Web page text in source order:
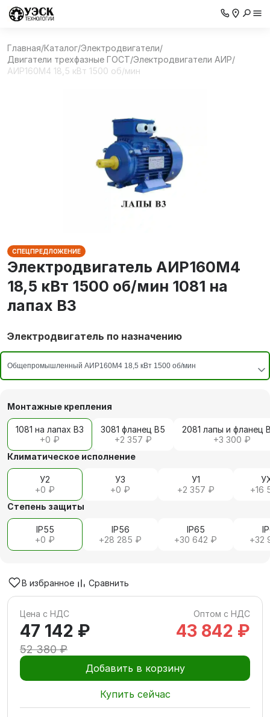
Главная/Каталог/Электродвигатели/
Двигатели трехфазные ГОСТ/Электродвигатели АИР/
АИР160М4 18,5 кВт 1500 об/мин
СПЕЦПРЕДЛОЖЕНИЕ
Электродвигатель АИР160М4
18,5 кВт 1500 об/мин 1081 на
лапах В3
Электродвигатель по назначению
Монтажные крепления
1081 на лапах В3
+0 ₽
3081 фланец В5
+2 357 ₽
2081 лапы и фланец
+3 300 ₽
Климатическое исполнение
У2
+0 ₽
У3
+0 ₽
У1
+2 357 ₽
+16
Степень защиты
IP55
+0 ₽
IP56
+28 285 ₽
IP65
+30 642 ₽
+32
В избранное Сравнить
Цена с НДС Оптом с НДС
47 142 ₽
52 380 ₽
43 842 ₽
Добавить в корзину
Купить сейчас